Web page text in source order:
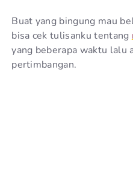
Buat yang bingung mau
bisa cek tulisanku tentang
yang beberapa waktu lalu
pertimbangan.